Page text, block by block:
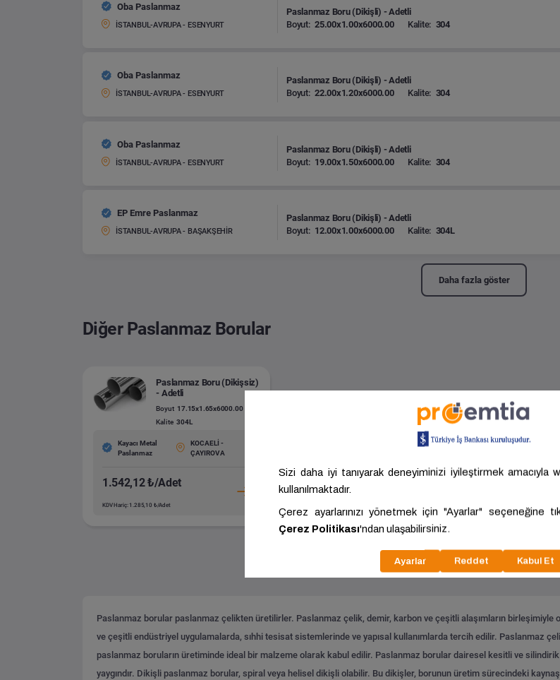
Oba Paslanmaz
İSTANBUL-AVRUPA - ESENYURT
Paslanmaz Boru (Dikişli) - Adetli
Boyut: 25.00x1.00x6000.00 Kalite: 304
Oba Paslanmaz
İSTANBUL-AVRUPA - ESENYURT
Paslanmaz Boru (Dikişli) - Adetli
Boyut: 22.00x1.20x6000.00 Kalite: 304
Oba Paslanmaz
İSTANBUL-AVRUPA - ESENYURT
Paslanmaz Boru (Dikişli) - Adetli
Boyut: 19.00x1.50x6000.00 Kalite: 304
EP Emre Paslanmaz
İSTANBUL-AVRUPA - BAŞAKŞEHİR
Paslanmaz Boru (Dikişli) - Adetli
Boyut: 12.00x1.00x6000.00 Kalite: 304L
Daha fazla göster
Diğer Paslanmaz Borular
Paslanmaz Boru (Dikişsiz)
- Adetli
Boyut 17.15x1.65x6000.00
Kalite 304L
Kayacı Metal
Paslanmaz
KOCAELİ -
ÇAYIROVA
1.542,12 ₺/Adet
KDV Hariç: 1.285,10 ₺/Adet
Tümünü Gör
Paslanmaz borular paslanmaz çelikten üretilirler. Paslanmaz çelik, demir, karbon ve çeşitli alaşımların
ve çeşitli endüstriyel uygulamalarda, sıhhi tesisat sistemlerinde ve yapısal kullanımlarda tercih edilir. Paslanmaz
paslanmaz boruların üretiminde ideal bir malzeme olarak kabul edilir. Paslanmaz borular dairesel kesitli ve
yaygındır. Dikişli paslanmaz borular, spiral veya helisel dikişli olabilir. Bu dikişler, borunun üretim sürecindeki